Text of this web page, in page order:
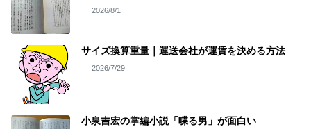
2026/8/1
サイズ換算重量｜運送会社が運賃を決める方法
2026/7/29
小泉吉宏の掌編小説「喋る男」が面白い